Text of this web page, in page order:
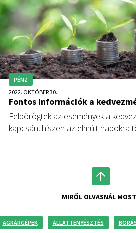
PÉNZ
2022. OKTÓBER 30.
Fontos információk a
Felpörögtek az események a
kapcsán, hiszen az elmúlt napokra
főtitkára foglalja össze a
MIRŐL OLVASNÁL
AGRÁRGÉPEK ÁLLATTENYÉSZTÉS